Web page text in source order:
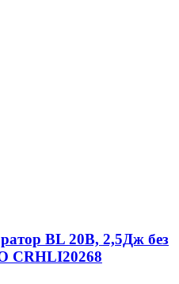
BL 20В, 2,5Дж без
CRHLI20268